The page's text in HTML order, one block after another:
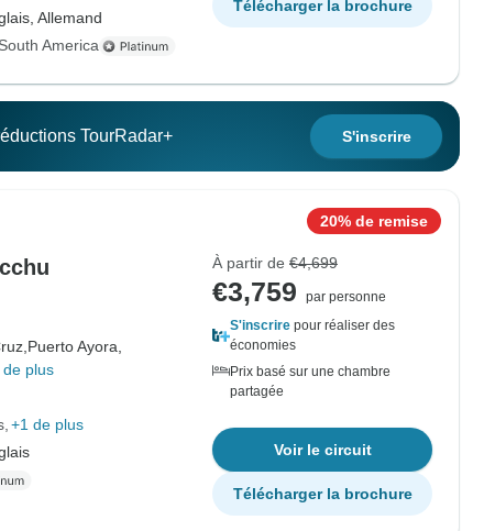
Allemand
America
Télécharger la brochure
TourRadar+ S'inscrire
Puerto Ayora,
de plus
+1 de plus
20% de remise
À partir de €4,699
€3,759
par personne
S'inscrire pour réaliser des
économies
Prix basé sur une chambre
partagée
Voir le circuit
Télécharger la brochure